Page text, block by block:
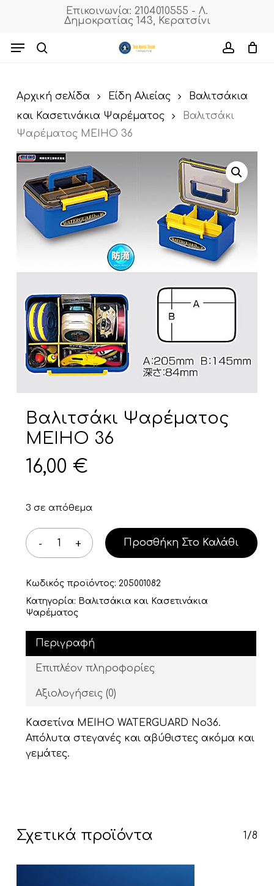
content
Επικοινωνία: 2104010555 - Λ.
Δημοκρατίας 143, Κερατσίνι
Menu
Cart
Αρχική σελίδα Είδη Αλιείας
Βαλιτσάκια
και Κασετινάκια Ψαρέματος
Βαλιτσάκι
Ψαρέματος MEIHO 36
Βαλιτσάκι Ψαρέματος
MEIHO 36
16,00 €
3 σε απόθεμα
Προσθήκη Στο Καλάθι
Κωδικός προϊόντος: 205001082
Κατηγορία: Βαλιτσάκια και Κασετινάκια
Ψαρέματος
Περιγραφή
Επιπλέον πληροφορίες
Αξιολογήσεις (0)
Kασετίνα MEIHO WATERGUARD No36.
Απόλυτα στεγανές και αβύθιστες ακόμα και
γεμάτες.
Σχετικά προϊόντα 1/8